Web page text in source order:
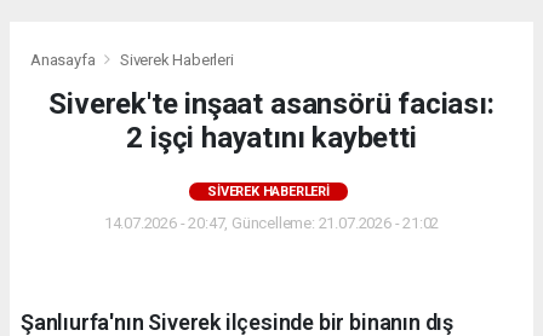
Anasayfa Siverek Haberleri
Siverek'te inşaat asansörü faciası:
2 işçi hayatını kaybetti
SIVEREK HABERLERI
14.07.2026 - 20:47, Güncelleme: 21.07.2026 - 21:02
Şanlıurfa'nın Siverek ilçesinde bir binanın dış